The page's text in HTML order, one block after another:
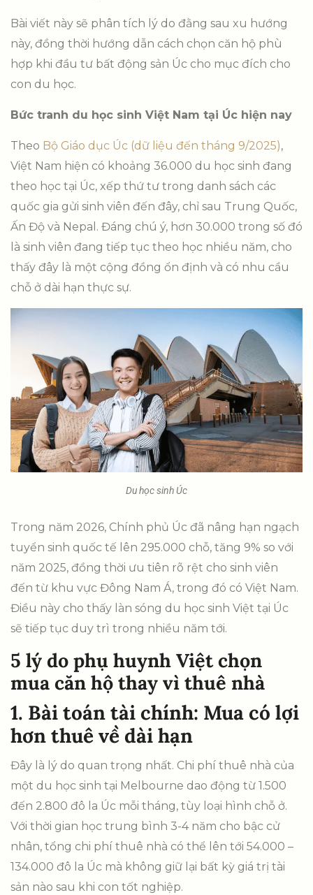
Bài viết này sẽ phân tích lý do đằng sau xu hướng
này, đồng thời hướng dẫn cách chọn căn hộ phù
hợp khi đầu tư bất động sản Úc cho mục đích cho
con du học.
Bức tranh du học sinh Việt Nam tại Úc hiện nay
Theo Bộ Giáo dục Úc (dữ liệu đến tháng 9/2025),
Việt Nam hiện có khoảng 36.000 du học sinh đang
theo học tại Úc, xếp thứ tư trong danh sách các
quốc gia gửi sinh viên đến đây, chỉ sau Trung Quốc,
Ấn Độ và Nepal. Đáng chú ý, hơn 30.000 trong số đó
là sinh viên đang tiếp tục theo học nhiều năm, cho
thấy đây là một cộng đồng ổn định và có nhu cầu
chỗ ở dài hạn thực sự.
Du học sinh Úc
Trong năm 2026, Chính phủ Úc đã nâng hạn ngạch
tuyển sinh quốc tế lên 295.000 chỗ, tăng 9% so với
năm 2025, đồng thời ưu tiên rõ rệt cho sinh viên
đến từ khu vực Đông Nam Á, trong đó có Việt Nam.
Điều này cho thấy làn sóng du học sinh Việt tại Úc
sẽ tiếp tục duy trì trong nhiều năm tới.
5 lý do phụ huynh Việt chọn
mua căn hộ thay vì thuê nhà
1. Bài toán tài chính: Mua có lợi
hơn thuê về dài hạn
Đây là lý do quan trọng nhất. Chi phí thuê nhà của
một du học sinh tại Melbourne dao động từ 1.500
đến 2.800 đô la Úc mỗi tháng, tùy loại hình chỗ ở.
Với thời gian học trung bình 3-4 năm cho bậc cử
nhân, tổng chi phí thuê nhà có thể lên tới 54.000 –
134.000 đô la Úc mà không giữ lại bất kỳ giá trị tài
sản nào sau khi con tốt nghiệp.